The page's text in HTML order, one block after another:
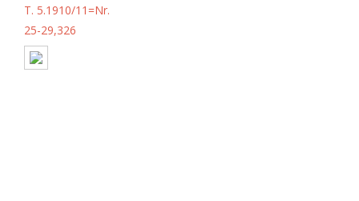
T. 5.1910/11=Nr.
25-29,326